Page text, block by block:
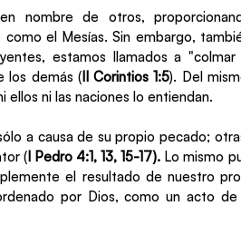
nombre de otros,
el Mesías. Sin embargo,
estamos llamados a "colmar
los demás (II Corintios 1:5). Del
ellos ni las naciones lo entiendan.
a causa de su propio pecado;
(I Pedro 4:1, 13, 15-17). Lo mismo
el resultado de nuestro
por Dios, como un acto